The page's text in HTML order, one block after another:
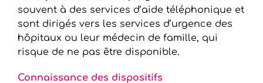
souvent à des services d’aide téléphonique et
sont dirigés vers les services d’urgence des
hôpitaux ou leur médecin de famille, qui
risque de ne pas être disponible.
Connaissance des dispositifs